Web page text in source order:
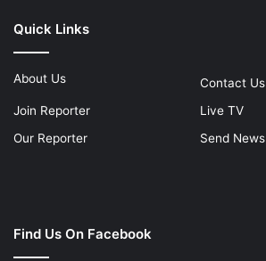
Quick Links
About Us
Contact Us
Join Reporter
Live TV
Our Reporter
Send News
Find Us On Facebook